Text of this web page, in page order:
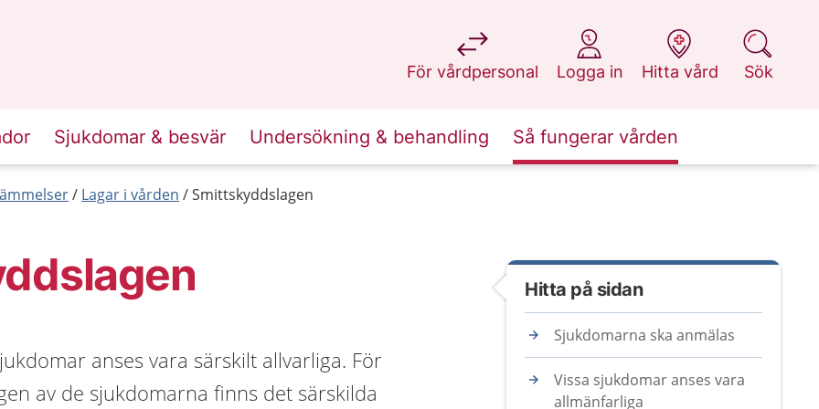
För vårdpersonal
på 1177.se
Logga in
på 1177.se
Hitta vård
på 1177.se
Sök
på 1177.se
Sjukdomar & besvär Undersökning & behandling Så fungerar vården
Lagar i vården Smittskyddslagen
anses vara särskilt allvarliga. För
av de sjukdomarna finns det särskilda
Hitta på sidan
Sjukdomarna ska anmälas
Vissa sjukdomar anses vara
allmänfarliga